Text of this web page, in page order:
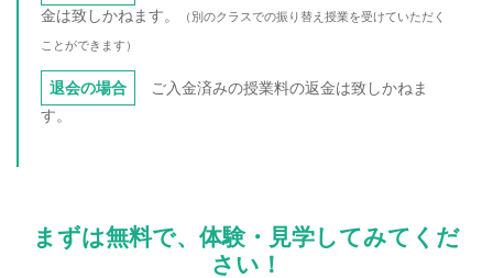
金は致しかねます。
（別のクラスでの振り替え授業を受けていただく
ことができます）
退会の場合
ご入金済みの授業料の返金は致しかねま
す。
まずは無料で、体験・見学してみてくだ
さい！